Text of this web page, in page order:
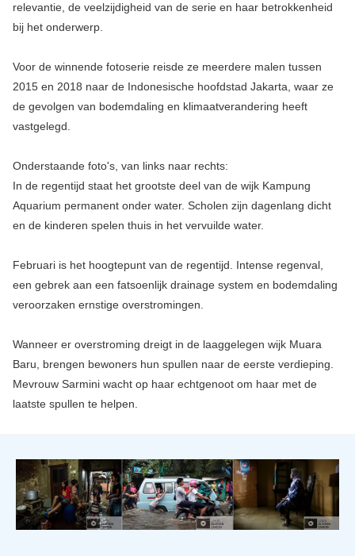
relevantie, de veelzijdigheid van de serie en haar betrokkenheid
bij het onderwerp.
Voor de winnende fotoserie reisde ze meerdere malen tussen
2015 en 2018 naar de Indonesische hoofdstad Jakarta, waar ze
de gevolgen van bodemdaling en klimaatverandering heeft
vastgelegd.
Onderstaande foto's, van links naar rechts:
In de regentijd staat het grootste deel van de wijk Kampung
Aquarium permanent onder water. Scholen zijn dagenlang dicht
en de kinderen spelen thuis in het vervuilde water.
Februari is het hoogtepunt van de regentijd. Intense regenval,
een gebrek aan een fatsoenlijk drainage system en bodemdaling
veroorzaken ernstige overstromingen.
Wanneer er overstroming dreigt in de laaggelegen wijk Muara
Baru, brengen bewoners hun spullen naar de eerste verdieping.
Mevrouw Sarmini wacht op haar echtgenoot om haar met de
laatste spullen te helpen.